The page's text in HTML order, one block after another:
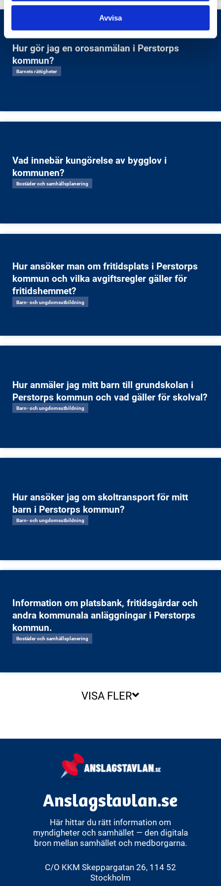
Avvisa
Hur gör jag en orosanmälan i Perstorps
kommun?
Barnets rättigheter
Vad innebär kungörelse av bygglov i
kommunen?
Bostäder och samhällsplanering
Hur ansöker man om fritidsplats i Perstorps
kommun och vilka avgiftsregler gäller för
fritidshemmet?
Barn- och ungdomsutbildning
Hur anmäler jag mitt barn till grundskolan i
Perstorps kommun och vad gäller för skolval?
Barn- och ungdomsutbildning
Hur ansöker jag om skoltransport för mitt
barn i Perstorps kommun?
Barn- och ungdomsutbildning
Information om platsbank, fritidsgårdar och
andra kommunala anläggningar i Perstorps
kommun.
Bostäder och samhällsplanering
VISA FLER
Anslagstavlan.se
Här hittar du rätt information om
myndigheter och samhället — den digitala
bron mellan samhället och medborgarna.
C/O KKM Skeppargatan 26, 114 52
Stockholm